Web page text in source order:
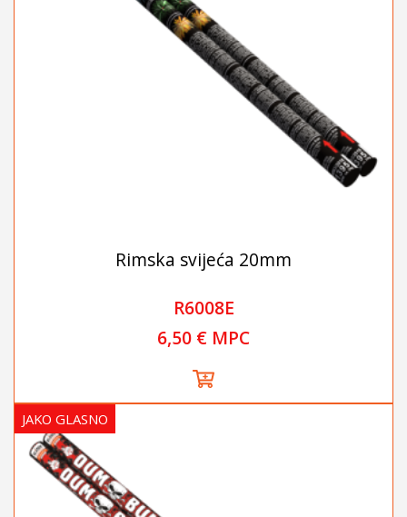
Rimska svijeća 20mm
R6008E
6,50 € MPC
JAKO GLASNO